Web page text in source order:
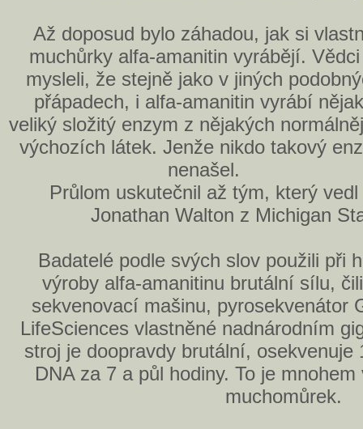
Až doposud bylo záhadou, jak si
muchůrky alfa-amanitin vyrábějí.
mysleli, že stejně jako v jiných
přápadech, i alfa-amanitin vyrábí
veliký složitý enzym z nějakých
výchozích látek. Jenže nikdo takový
nenašel.
Průlom uskutečnil až tým, který vedl
Jonathan Walton z Michigan
Badatelé podle svých slov použili při
výroby alfa-amanitinu brutální sílu,
sekvenovací mašinu, pyrosekvenátor
LifeSciences vlastněné nadnárodním
stroj je doopravdy brutální, osekvenuje
DNA za 7 a půl hodiny. To je
muchomůrek.